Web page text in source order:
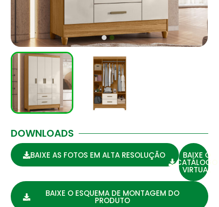
DOWNLOADS
BAIXE AS FOTOS EM ALTA RESOLUÇÃO BAIXE O
CATÁLOGO
VIRTUAL
BAIXE O ESQUEMA DE MONTAGEM DO
PRODUTO